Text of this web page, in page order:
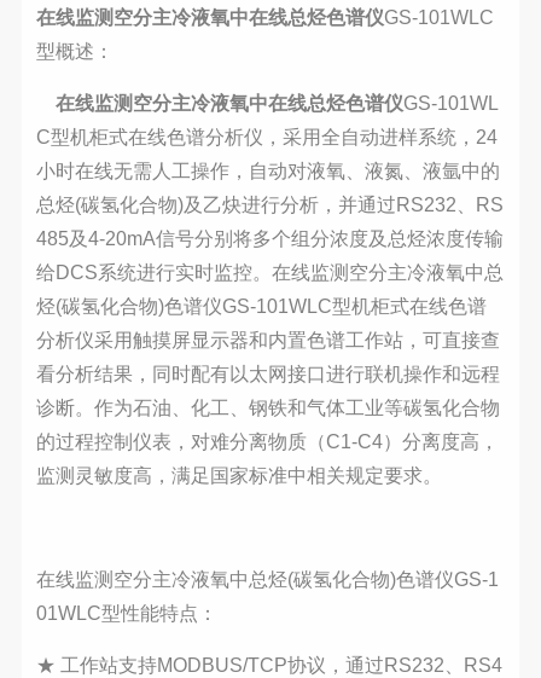
在线监测空分主冷液氧中在线总烃色谱仪GS-101WLC
型概述：
在线监测空分主冷液氧中在线总烃色谱仪GS-101WL
C型机柜式在线色谱分析仪，采用全自动进样系统，24
小时在线无需人工操作，自动对液氧、液氮、液氩中的
总烃(碳氢化合物)及乙炔进行分析，并通过RS232、RS
485及4-20mA信号分别将多个组分浓度及总烃浓度传输
给DCS系统进行实时监控。在线监测空分主冷液氧中总
烃(碳氢化合物)色谱仪GS-101WLC型机柜式在线色谱
分析仪采用触摸屏显示器和内置色谱工作站，可直接查
看分析结果，同时配有以太网接口进行联机操作和远程
诊断。作为石油、化工、钢铁和气体工业等碳氢化合物
的过程控制仪表，对难分离物质（C1-C4）分离度高，
监测灵敏度高，满足国家标准中相关规定要求。
在线监测空分主冷液氧中总烃(碳氢化合物)色谱仪GS-1
01WLC型性能特点：
★ 工作站支持MODBUS/TCP协议，通过RS232、RS4